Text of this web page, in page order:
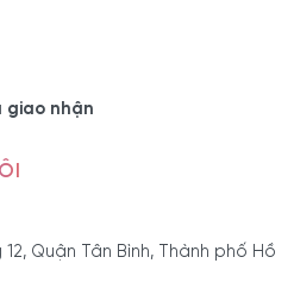
tốt, trung bình 5-10 năm
bài bản chuyên nghiệp,
Không mùi độc hại. An toàn
giao nhận
Quận Tân Bình, Thành phố Hồ